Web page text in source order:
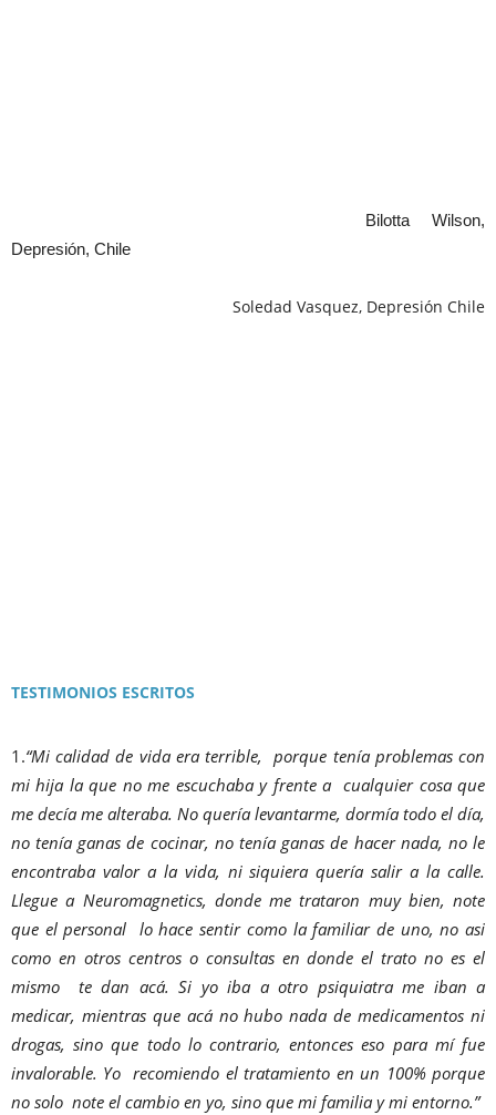
Bilotta Wilson,
Depresión, Chile
Soledad Vasquez, Depresión Chile
TESTIMONIOS ESCRITOS
1.“Mi calidad de vida era terrible, porque tenía problemas con
mi hija la que no me escuchaba y frente a cualquier cosa que
me decía me alteraba. No quería levantarme, dormía todo el día,
no tenía ganas de cocinar, no tenía ganas de hacer nada, no le
encontraba valor a la vida, ni siquiera quería salir a la calle.
Llegue a Neuromagnetics, donde me trataron muy bien, note
que el personal lo hace sentir como la familiar de uno, no asi
como en otros centros o consultas en donde el trato no es el
mismo te dan acá. Si yo iba a otro psiquiatra me iban a
medicar, mientras que acá no hubo nada de medicamentos ni
drogas, sino que todo lo contrario, entonces eso para mí fue
invalorable. Yo recomiendo el tratamiento en un 100% porque
no solo note el cambio en yo, sino que mi familia y mi entorno.”